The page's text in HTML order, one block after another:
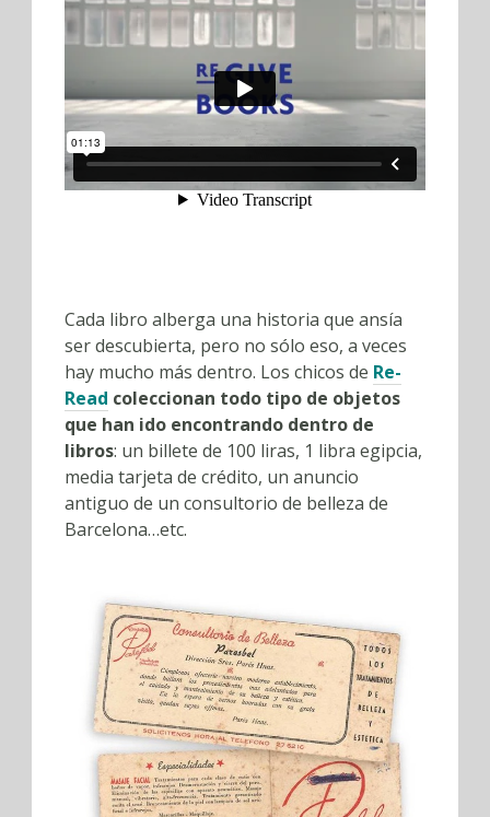
Cada libro alberga una historia que ansía
ser descubierta, pero no sólo eso, a veces
hay mucho más dentro. Los chicos de Re-
Read coleccionan todo tipo de objetos
que han ido encontrando dentro de
libros: un billete de 100 liras, 1 libra egipcia,
media tarjeta de crédito, un anuncio
antiguo de un consultorio de belleza de
Barcelona…etc.